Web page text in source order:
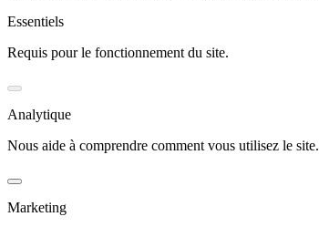
Essentiels
Requis pour le fonctionnement du site.
Analytique
Nous aide à comprendre comment vous utilisez le site.
Marketing